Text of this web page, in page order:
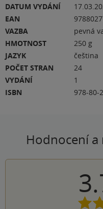
DATUM VYDÁNÍ
EAN
VAZBA
pevná
HMOTNOST
250 g
JAZYK
čeština
POČET STRAN
24
VYDÁNÍ
1
ISBN
978-80-
Hodnocení a